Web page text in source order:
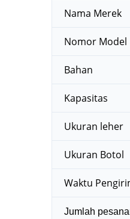
Nama Merek
Nomor Model
Bahan
Kapasitas
Ukuran leher
Ukuran Botol
Waktu
Jumlah